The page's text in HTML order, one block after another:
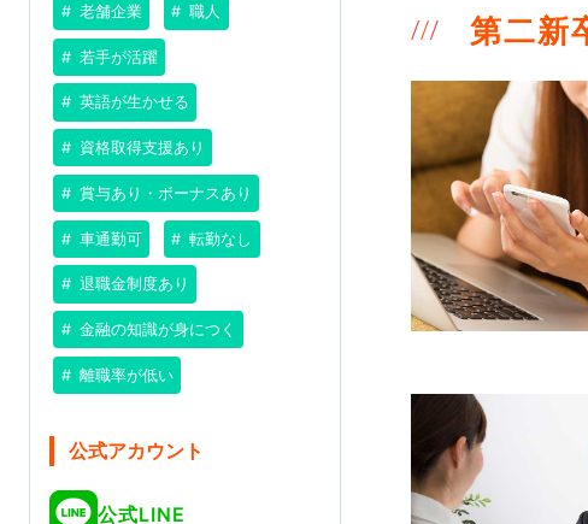
老舗企業 職人
若手が活躍
英語が生かせる
資格取得支援あり
賞与あり・ボーナスあり
車通勤可 転勤なし
退職金制度あり
金融の知識が身につく
離職率が低い
公式アカウント
公式LINE
第二新